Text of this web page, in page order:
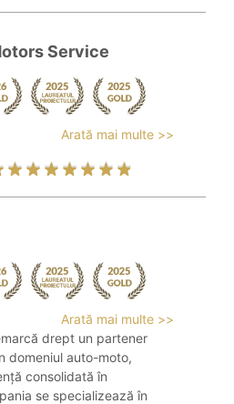
Service
Arată mai multe >>
Arată mai multe >>
drept un partener
domeniul auto-moto,
consolidată în
se specializează în